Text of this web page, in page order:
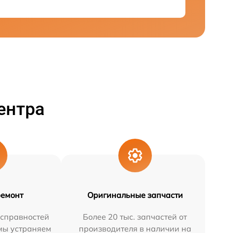
устраняем
Оригинальные запчасти
Более 20 тыс. запчастей от
производителя в наличии на